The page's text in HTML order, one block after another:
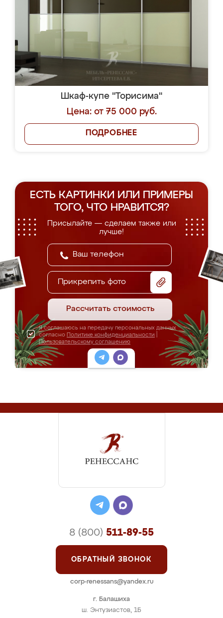
Шкаф-купе "Торисима"
Цена: от 75 000 руб.
ПОДРОБНЕЕ
ЕСТЬ КАРТИНКИ ИЛИ ПРИМЕРЫ
ТОГО, ЧТО НРАВИТСЯ?
Присылайте — сделаем также или
лучше!
Прикрепить фото
Рассчитать стоимость
Я соглашаюсь на передачу персональных данных
согласно Политике конфиденциальности
Пользовательскому соглашению
г. Балашиха
ш. Энтузиастов, 1Б
8 (800) 511-89-55
ОБРАТНЫЙ ЗВОНОК
corp-renessans@yandex.ru